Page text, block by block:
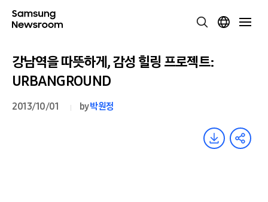
강남역을 따뜻하게, 감성 힐링 프로젝트:
URBANGROUND
2013/10/01 by박원정